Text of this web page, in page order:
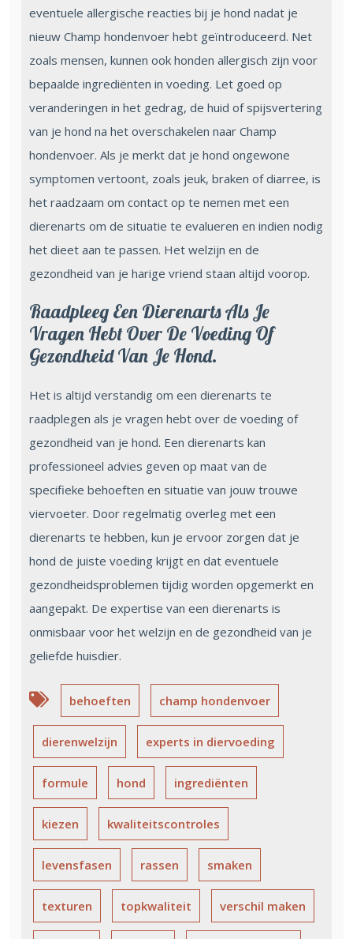
eventuele allergische reacties bij je hond nadat je
nieuw Champ hondenvoer hebt geïntroduceerd. Net
zoals mensen, kunnen ook honden allergisch zijn voor
bepaalde ingrediënten in voeding. Let goed op
veranderingen in het gedrag, de huid of spijsvertering
van je hond na het overschakelen naar Champ
hondenvoer. Als je merkt dat je hond ongewone
symptomen vertoont, zoals jeuk, braken of diarree, is
het raadzaam om contact op te nemen met een
dierenarts om de situatie te evalueren en indien nodig
het dieet aan te passen. Het welzijn en de
gezondheid van je harige vriend staan altijd voorop.
Raadpleeg Een Dierenarts Als Je
Vragen Hebt Over De Voeding Of
Gezondheid Van Je Hond.
Het is altijd verstandig om een dierenarts te
raadplegen als je vragen hebt over de voeding of
gezondheid van je hond. Een dierenarts kan
professioneel advies geven op maat van de
specifieke behoeften en situatie van jouw trouwe
viervoeter. Door regelmatig overleg met een
dierenarts te hebben, kun je ervoor zorgen dat je
hond de juiste voeding krijgt en dat eventuele
gezondheidsproblemen tijdig worden opgemerkt en
aangepakt. De expertise van een dierenarts is
onmisbaar voor het welzijn en de gezondheid van je
geliefde huisdier.
behoeften champ hondenvoer
dierenwelzijn experts in diervoeding
formule hond ingrediënten
kiezen kwaliteitscontroles
levensfasen rassen smaken
texturen topkwaliteit verschil maken